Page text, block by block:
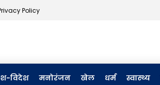
Policy
विदेश मनोरंजन खेल धर्म स्वास्थ्य